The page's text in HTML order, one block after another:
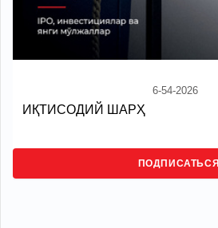
6-54-2026
ИҚТИСОДИЙ ШАРҲ
ПОДПИСАТЬСЯ